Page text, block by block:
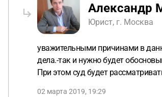
Александр
Юрист, г. Москва
уважительными причинами в
дела.-так и нужно будет
При этом суд будет
02 марта 2019, 19:29